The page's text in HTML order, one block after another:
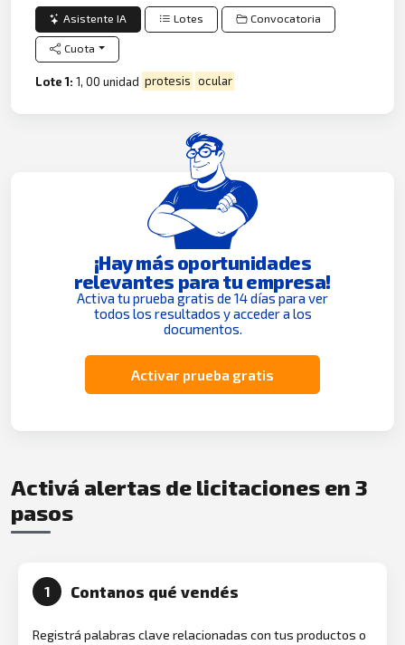
Asistente IA Lotes Convocatoria
Cuota
Lote 1:1, 00 unidad protesis ocular
¡Hay más oportunidades
relevantes para tu empresa!
Activa tu prueba gratis de 14 días para ver
todos los resultados y acceder a los
documentos.
Activar prueba gratis
Activá alertas de licitaciones en 3
pasos
1 Contanos qué vendés
Registrá palabras clave relacionadas con tus productos o